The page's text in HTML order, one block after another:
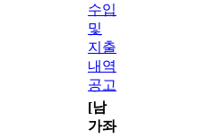
수입
및
지출
내역
공고
[남
가좌